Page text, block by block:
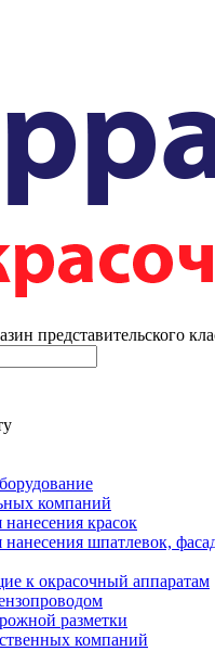
представительского
компаний
красок
шпатлевок,
к окрасочный аппаратам
разметки
компаний